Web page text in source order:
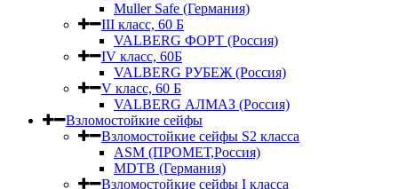
Muller Safe (Германия)
III класс, 60 Б
VALBERG ФОРТ (Россия)
IV класс, 60Б
VALBERG РУБЕЖ (Россия)
V класс, 60 Б
VALBERG АЛМАЗ (Россия)
Взломостойкие сейфы
Взломостойкие сейфы S2 класса
ASM (ПРОМЕТ,Россия)
MDTB (Германия)
Взломостойкие сейфы I класса